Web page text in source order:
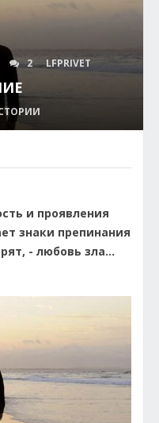
2 LFPRIVET
и проявления
знаки препинания
- любовь зла...